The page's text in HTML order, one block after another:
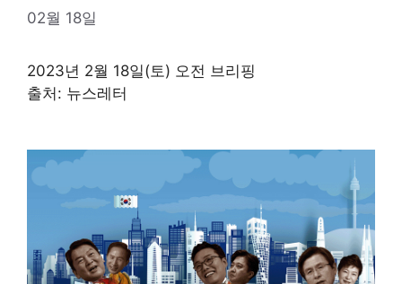
02월 18일
2023년 2월 18일(토) 오전 브리핑
출처: 뉴스레터